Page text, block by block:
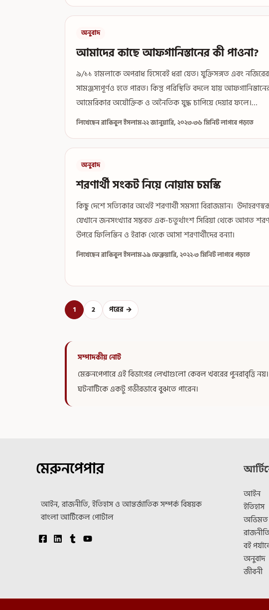
অনুবাদ
আমাদের কাছে আফগানিস্তানের কী পাওনা?
৯/১১ হামলাকে অপরাধ হিসেবেই ধরা যেত। যুক্তিসঙ্গত এবং
সামঞ্জস্যপূর্ণও হতে পারত। কিন্তু পরিস্থিতি বদলে যায়
আমেরিকার অযৌক্তিক ও অনৈতিক যুদ্ধ চাপিয়ে দেয়ার ফলে।…
লিখেছেন রাকিবুল ইসলাম·২২ জানুয়ারি, ২০২৩·৩৬ মিনিট লাগবে পড়তে
অনুবাদ
শরণার্থী সংকট নিয়ে নোয়াম চমস্কি
কিছু দেশে সত্যিকার অর্থেই শরণার্থী সমস্যা বিরাজমান।
যেখানে জনসংখ্যার সম্ভবত এক-চতুর্থাংশ সিরিয়া থেকে আগত
উপরে ফিলিস্তিন ও ইরাক থেকে আসা শরণার্থীদের বন্যা।
লিখেছেন রাকিবুল ইসলাম·১৯ ফেব্রুয়ারি, ২০২২·৩ মিনিট লাগবে পড়তে
1 2 পরের →
সম্পাদকীয় নোট
মেরুনপেপারে এই বিভাগের লেখাগুলো কেবল খবরের পুনরাবৃত্তি
ঘটনাটিকে একটু গভীরভাবে বুঝতে পারেন।
মেরুনপেপার
আইন, রাজনীতি, ইতিহাস ও আন্তর্জাতিক সম্পর্ক বিষয়ক
বাংলা আর্টিকেল পোর্টাল
আইন
ইতিহাস
অভিমত
বই
অনুবাদ
জীবনী